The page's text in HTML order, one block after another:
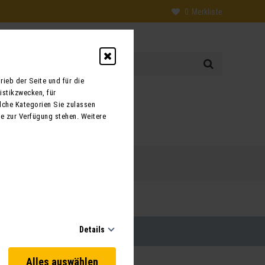
0 Merkliste
der Seite und für die
für
Kategorien Sie zulassen
zur Verfügung stehen. Weitere
Details
Alles auswählen